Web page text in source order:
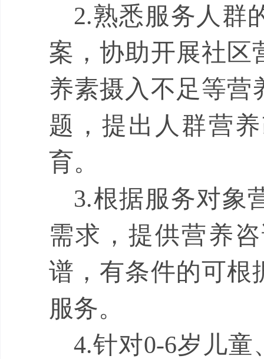
2.熟悉服务人群
案，协助开展社区
养素摄入不足等营
题，提出人群营
育。
3.根据服务对象
需求，提供营养
谱，有条件的可根
服务。
4.针对0-6岁儿童